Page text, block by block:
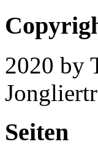
2020 by
Seiten